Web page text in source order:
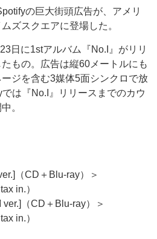
の巨大街頭広告が、アメリ
ズスクエアに登場した。
日に1stアルバム『No.I』がリリ
もの。広告は縦60メートルにも
ジを含む3媒体5面シンクロで放
は『No.I』リリースまでのカウ
。
（CD＋Blu-ray）＞
in.）
（CD＋Blu-ray）＞
in.）